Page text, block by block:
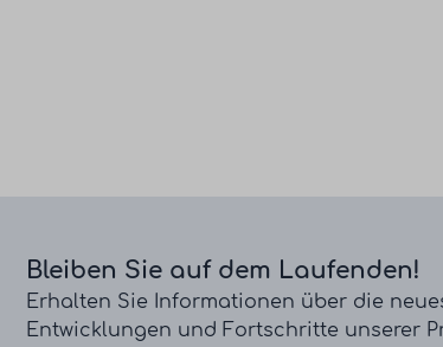
Bleiben Sie auf dem Laufenden!
Erhalten Sie Informationen über die
Entwicklungen und Fortschritte unserer